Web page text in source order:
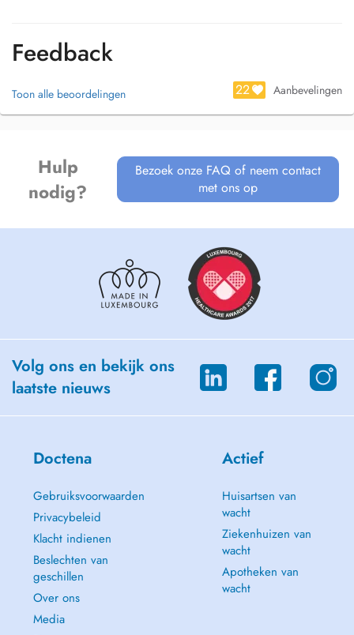
Feedback
Toon alle beoordelingen 22 Aanbevelingen
Hulp
nodig?
Bezoek onze FAQ of neem contact
met ons op
Volg ons en bekijk ons
laatste nieuws
Doctena
Gebruiksvoorwaarden
Privacybeleid
Klacht indienen
Beslechten van
geschillen
Over ons
Media
Actief
Huisartsen van
wacht
Ziekenhuizen van
wacht
Apotheken van
wacht